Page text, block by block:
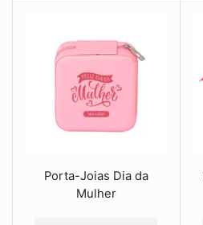
Porta-Joias Dia da
Mulher